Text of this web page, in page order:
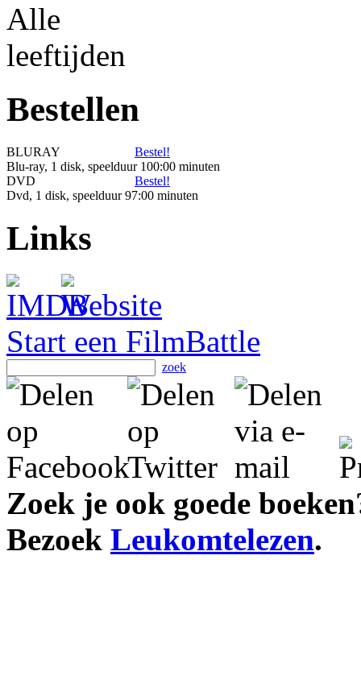
Bestellen
BLURAY
Bestel!
Blu-ray, 1 disk, speelduur 100:00 minuten
DVD
Bestel!
Dvd, 1 disk, speelduur 97:00 minuten
Links
Start een FilmBattle
zoek
Zoek je ook goede
Bezoek Leukomtelezen.